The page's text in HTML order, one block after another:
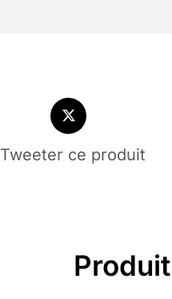
Tweeter ce produit